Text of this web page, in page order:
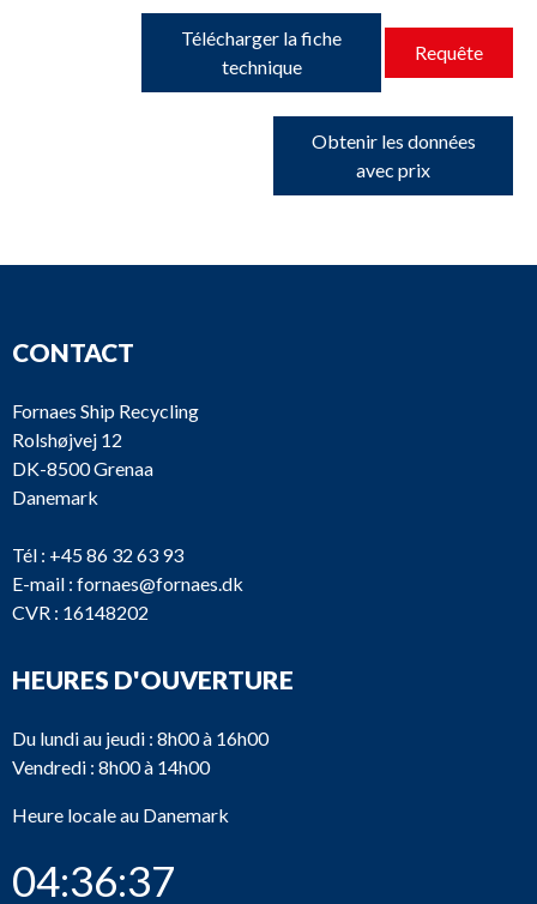
Télécharger la fiche
technique
Requête
Obtenir les données
avec prix
CONTACT
Fornaes Ship Recycling
Rolshøjvej 12
DK-8500 Grenaa
Danemark
Tél : +45 86 32 63 93
E-mail : fornaes@fornaes.dk
CVR : 16148202
HEURES D'OUVERTURE
Du lundi au jeudi : 8h00 à 16h00
Vendredi : 8h00 à 14h00
Heure locale au Danemark
04:36:37